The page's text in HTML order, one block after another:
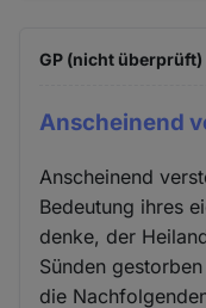
GP (nicht überprüft)
Anscheinend
Anscheinend
Bedeutung ihres
denke, der
Sünden
die